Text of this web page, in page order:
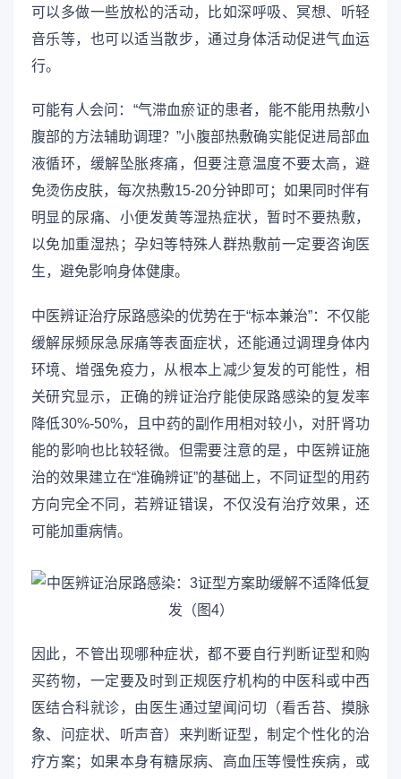
可以多做一些放松的活动，比如深呼吸、冥想、听轻
音乐等，也可以适当散步，通过身体活动促进气血运
行。
可能有人会问：“气滞血瘀证的患者，能不能用热敷小
腹部的方法辅助调理？”小腹部热敷确实能促进局部血
液循环，缓解坠胀疼痛，但要注意温度不要太高，避
免烫伤皮肤，每次热敷15-20分钟即可；如果同时伴有
明显的尿痛、小便发黄等湿热症状，暂时不要热敷，
以免加重湿热；孕妇等特殊人群热敷前一定要咨询医
生，避免影响身体健康。
中医辨证治疗尿路感染的优势在于“标本兼治”：不仅能
缓解尿频尿急尿痛等表面症状，还能通过调理身体内
环境、增强免疫力，从根本上减少复发的可能性，相
关研究显示，正确的辨证治疗能使尿路感染的复发率
降低30%-50%，且中药的副作用相对较小，对肝肾功
能的影响也比较轻微。但需要注意的是，中医辨证施
治的效果建立在“准确辨证”的基础上，不同证型的用药
方向完全不同，若辨证错误，不仅没有治疗效果，还
可能加重病情。
因此，不管出现哪种症状，都不要自行判断证型和购
买药物，一定要及时到正规医疗机构的中医科或中西
医结合科就诊，由医生通过望闻问切（看舌苔、摸脉
象、问症状、听声音）来判断证型，制定个性化的治
疗方案；如果本身有糖尿病、高血压等慢性疾病，或